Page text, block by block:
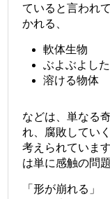
ていると言われ
かれる、
軟体生物
ぶよぶよし
溶ける物体
などは、単なる
れ、腐敗してい
考えられていま
は単に感触の問
「形が崩れる」